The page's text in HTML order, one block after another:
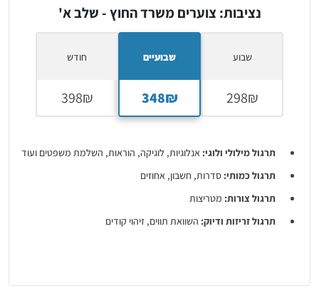
נציבות: צוערים משרד החוץ - שלב א'
שבוע שבועיים
‏348₪
חודש
תרגול מילולי ולוגי: אנלוגיות, לוגיקה, הוראות, השלמת משפטים ועוד
תרגול כמותי: סדרות, חשבון, אחוזים
תרגול צורות: מטריצות
תרגול זריזות ודיוק: השוואת תווים, זיהוי קודים
סימולציה:מבחן פסיכוטכני מלא להתנסות